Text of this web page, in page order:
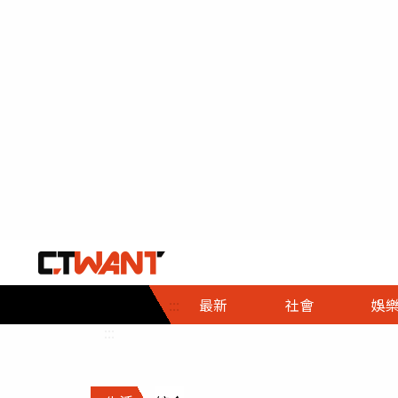
::: 最新 社會
社會首頁
時事
調查
娛樂
娛樂首頁
即時
財經首頁
熱線
政